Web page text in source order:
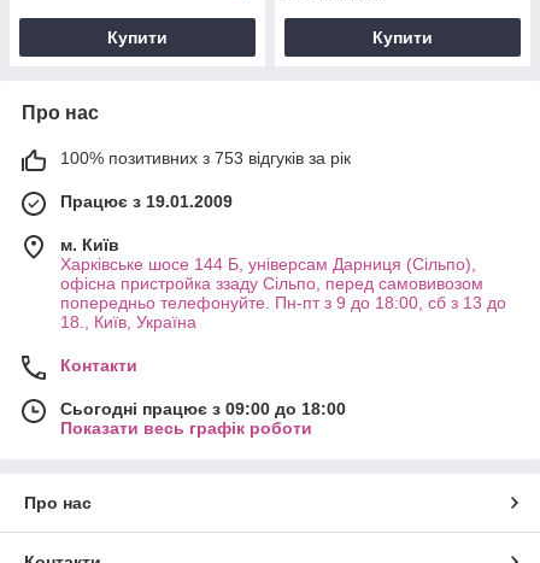
Купити Купити
Про нас
100% позитивних з 753 відгуків за рік
Працює з 19.01.2009
м. Київ
Харківське шосе 144 Б, універсам Дарниця (Сільпо),
офісна пристройка ззаду Сільпо, перед самовивозом
попередньо телефонуйте. Пн-пт з 9 до 18:00, сб з 13 до
18., Київ, Україна
Контакти
Сьогодні працює з 09:00 до 18:00
Показати весь графік роботи
Про нас